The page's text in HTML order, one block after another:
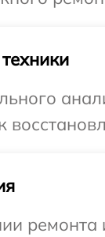
ремонта